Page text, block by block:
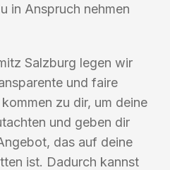
in Anspruch nehmen
Salzburg legen wir
und faire
zu dir, um deine
und geben dir
das auf deine
ist. Dadurch kannst